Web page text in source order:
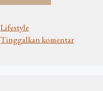
Kategori
Lifestyle
Tinggalkan komentar